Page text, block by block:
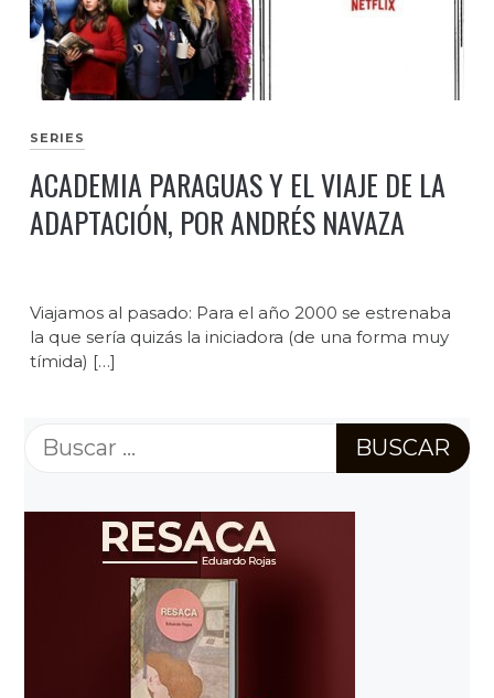
SERIES
ACADEMIA PARAGUAS Y EL VIAJE DE LA
ADAPTACIÓN, POR ANDRÉS NAVAZA
Viajamos al pasado: Para el año 2000 se estrenaba
la que sería quizás la iniciadora (de una forma muy
tímida) […]
Buscar: